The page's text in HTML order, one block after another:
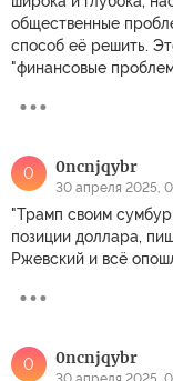
общественные
способ её решить.
"финансовые
0 0ncnjqybr
30 апреля 2025,
"Трамп своим
позиции доллара,
Ржевский и всё
0 0ncnjqybr